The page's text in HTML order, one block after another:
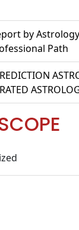
by
Path